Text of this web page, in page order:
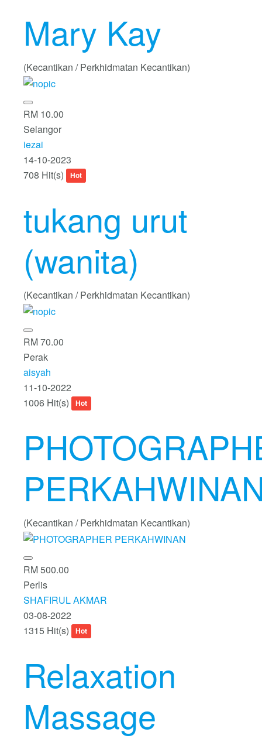
Mary Kay
(Kecantikan / Perkhidmatan Kecantikan)
RM 10.00
Selangor
iezai
14-10-2023
708 Hit(s)
Hot
tukang urut
(wanita)
(Kecantikan / Perkhidmatan Kecantikan)
RM 70.00
Perak
aisyah
11-10-2022
1006 Hit(s)
Hot
(Kecantikan / Perkhidmatan Kecantikan)
RM 500.00
Perlis
SHAFIRUL AKMAR
03-08-2022
1315 Hit(s)
Hot
Relaxation
Massage